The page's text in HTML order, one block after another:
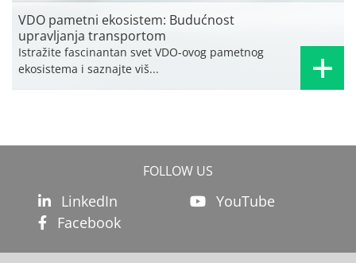
VDO pametni ekosistem: Budućnost
upravljanja transportom
Istražite fascinantan svet VDO-ovog pametnog
ekosistema i saznajte viš...
FOLLOW US
LinkedIn
YouTube
Facebook